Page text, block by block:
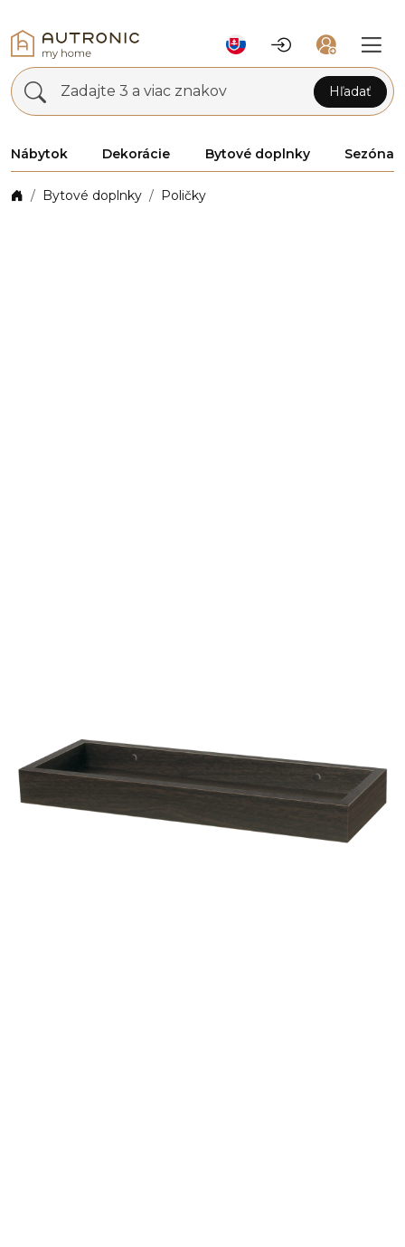
Zadajte 3 a viac znakov Hľadať
Nábytok Dekorácie Bytové doplnky Sezóna
Bytové doplnky Poličky